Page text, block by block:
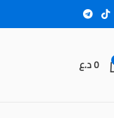
0د.ع